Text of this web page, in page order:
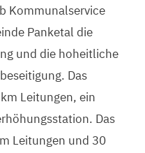
Kommunalservice
Panketal die
und die hoheitliche
Das
Leitungen, ein
Das
Leitungen und 30